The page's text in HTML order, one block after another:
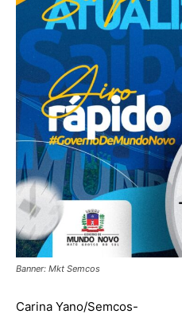
Banner: Mkt Semcos
Carina Yano/Semcos-